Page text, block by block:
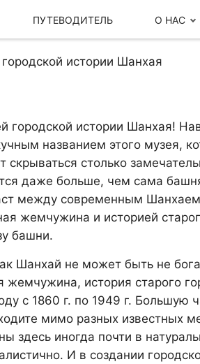
ПУТЕВОДИТЕЛЬ О НАС
Наш бренд
истории Шанхая
городской истории Шанхая!
названием этого музея,
столько
даже больше, чем сама
между современным
жемчужина и историей
башни.
Шанхай не может быть не
жемчужина, история старого
с 1860 г. по 1949 г. Большую
мимо разных известных
здесь иногда почти в
И в создании